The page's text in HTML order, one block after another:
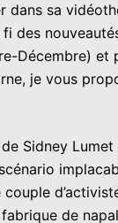
dans sa
des
Décembre)
je vous
Sidney
de